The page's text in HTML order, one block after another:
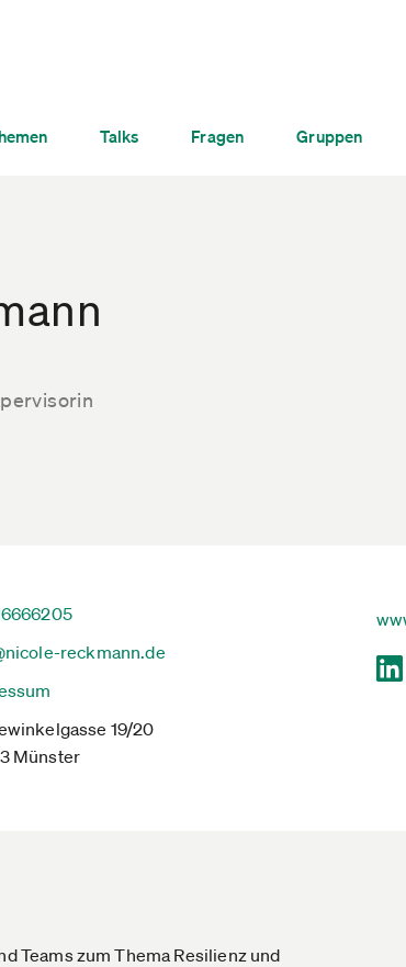
Talks Fragen Gruppen
reckmann.de
19/20
Münster
Teams zum Thema Resilienz und